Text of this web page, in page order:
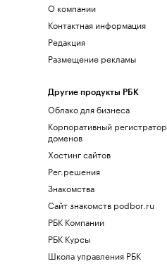
О компании
Контактная информация
Редакция
Размещение рекламы
Другие продукты РБК
Облако для бизнеса
Корпоративный регистратор
доменов
Хостинг сайтов
Рег.решения
Знакомства
Сайт знакомств podbor.ru
РБК Компании
РБК Курсы
Школа управления РБК